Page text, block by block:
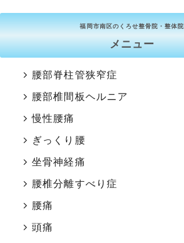
福岡市南区のくろせ整骨院・整体院
メニュー
腰部脊柱管狭窄症
腰部椎間板ヘルニア
慢性腰痛
ぎっくり腰
坐骨神経痛
腰椎分離すべり症
腰痛
頭痛